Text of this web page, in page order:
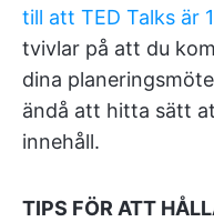
till att TED Talks är
tvivlar på att du
dina
ändå att hitta sätt
innehåll.
TIPS FÖR ATT